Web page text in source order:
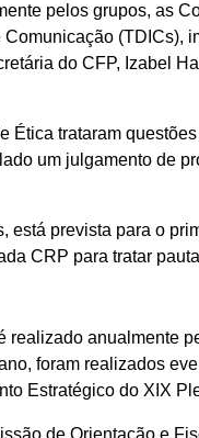
pelos grupos, as
(TDICs),
do CFP, Izabel
Ética trataram
um julgamento de
está prevista para o
CRP para tratar
realizado anualmente
foram realizados
Estratégico do XIX
de Orientação e